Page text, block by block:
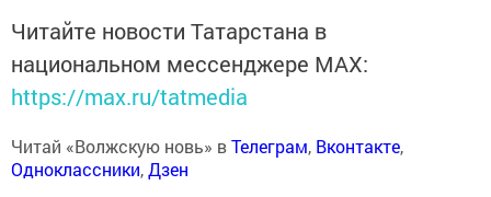
Читайте новости Татарстана в
национальном мессенджере MАХ:
https://max.ru/tatmedia
Читай «Волжскую новь» вТелеграм, Вконтакте,
Одноклассники,Дзен